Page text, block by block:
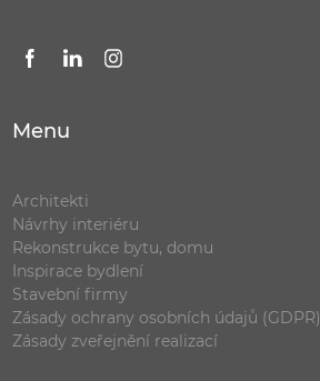
Menu
Architekti
Návrhy interiéru
Rekonstrukce bytu, domu
Inspirace bydlení
Stavební firmy
Zásady ochrany osobních údajů (GDPR)
Zásady zveřejnění realizací